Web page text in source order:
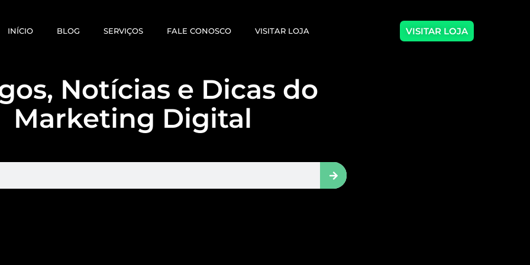
INÍCIO BLOG SERVIÇOS FALE CONOSCO VISITAR LOJA VISITAR LOJA
Notícias e Dicas do
Marketing Digital